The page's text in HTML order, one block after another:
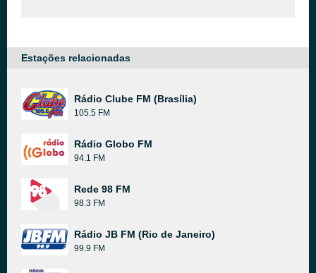
Estações relacionadas
Rádio Clube FM (Brasília)
105.5 FM
Rádio Globo FM
94.1 FM
Rede 98 FM
98.3 FM
Rádio JB FM (Rio de Janeiro)
99.9 FM